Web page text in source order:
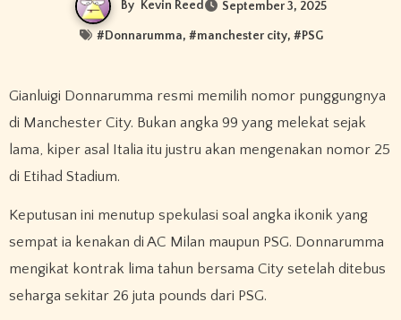
By Kevin Reed September 3, 2025
#Donnarumma, #manchester city, #PSG
Gianluigi Donnarumma resmi memilih nomor punggungnya
di Manchester City. Bukan angka 99 yang melekat sejak
lama, kiper asal Italia itu justru akan mengenakan nomor 25
di Etihad Stadium.
Keputusan ini menutup spekulasi soal angka ikonik yang
sempat ia kenakan di AC Milan maupun PSG. Donnarumma
mengikat kontrak lima tahun bersama City setelah ditebus
seharga sekitar 26 juta pounds dari PSG.